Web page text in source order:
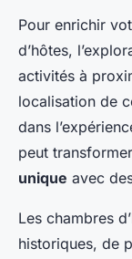
Pour enrichir
d’hôtes,
activités à
localisation de
dans
peut
unique avec
Les chambres
historiques, de